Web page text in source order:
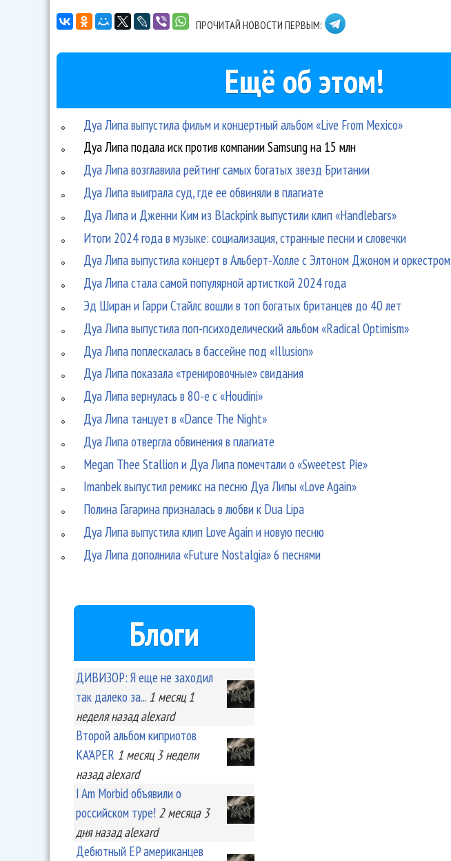
ПРОЧИТАЙ НОВОСТИ ПЕРВЫМ:
Ещё об этом!
Дуа Липа выпустила фильм и концертный альбом «Live From Mexico»
Дуа Липа подала иск против компании Samsung на 15 млн
Дуа Липа возглавила рейтинг самых богатых звезд Британии
Дуа Липа выиграла суд, где ее обвиняли в плагиате
Дуа Липа и Дженни Ким из Blackpink выпустили клип «Handlebars»
Итоги 2024 года в музыке: социализация, странные песни и словечки
Дуа Липа выпустила концерт в Альберт-Холле с Элтоном Джоном и оркестром
Дуа Липа стала самой популярной артисткой 2024 года
Эд Ширан и Гарри Стайлс вошли в топ богатых британцев до 40 лет
Дуа Липа выпустила поп-психоделический альбом «Radical Optimism»
Дуа Липа поплескалась в бассейне под «Illusion»
Дуа Липа показала «тренировочные» свидания
Дуа Липа вернулась в 80-е с «Houdini»
Дуа Липа танцует в «Dance The Night»
Дуа Липа отвергла обвинения в плагиате
Megan Thee Stallion и Дуа Липа помечтали о «Sweetest Pie»
Imanbek выпустил ремикс на песню Дуа Липы «Love Again»
Полина Гагарина призналась в любви к Dua Lipa
Дуа Липа выпустила клип Love Again и новую песню
Дуа Липа дополнила «Future Nostalgia» 6 песнями
Блоги
ДИВИЗОР: Я еще не заходил
так далеко за... 1 месяц 1
неделяназад alexard
Второй альбом киприотов
KA'APER 1 месяц 3 недели
назад alexard
I Am Morbid объявили о
российском туре! 2 месяца 3
дняназад alexard
Дебютный EP американцев